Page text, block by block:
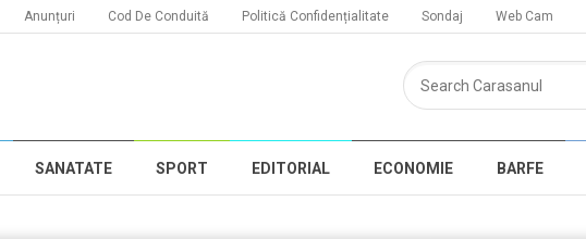
Anunțuri Cod De Conduită Politică Confidențialitate Sondaj Web Cam
SANATATE SPORT EDITORIAL ECONOMIE BARFE